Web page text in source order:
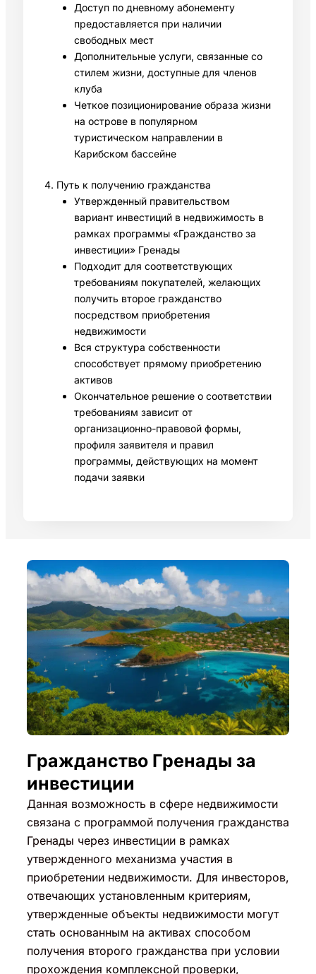
Доступ по дневному абонементу
предоставляется при наличии
свободных мест
Дополнительные услуги, связанные со
стилем жизни, доступные для членов
клуба
Четкое позиционирование образа жизни
на острове в популярном
туристическом направлении в
Карибском бассейне
4. Путь к получению гражданства
Утвержденный правительством
вариант инвестиций в недвижимость в
рамках программы «Гражданство за
инвестиции» Гренады
Подходит для соответствующих
требованиям покупателей, желающих
получить второе гражданство
посредством приобретения
недвижимости
Вся структура собственности
способствует прямому приобретению
активов
Окончательное решение о соответствии
требованиям зависит от
организационно-правовой формы,
профиля заявителя и правил
программы, действующих на момент
подачи заявки
Гражданство Гренады за
инвестиции
Данная возможность в сфере недвижимости
связана с программой получения гражданства
Гренады через инвестиции в рамках
утвержденного механизма участия в
приобретении недвижимости. Для инвесторов,
отвечающих установленным критериям,
утвержденные объекты недвижимости могут
стать основанным на активах способом
получения второго гражданства при условии
прохождения комплексной проверки,